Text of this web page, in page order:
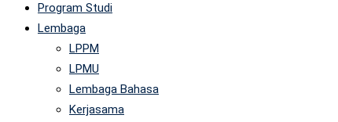
Program Studi
Lembaga
LPPM
LPMU
Lembaga Bahasa
Kerjasama